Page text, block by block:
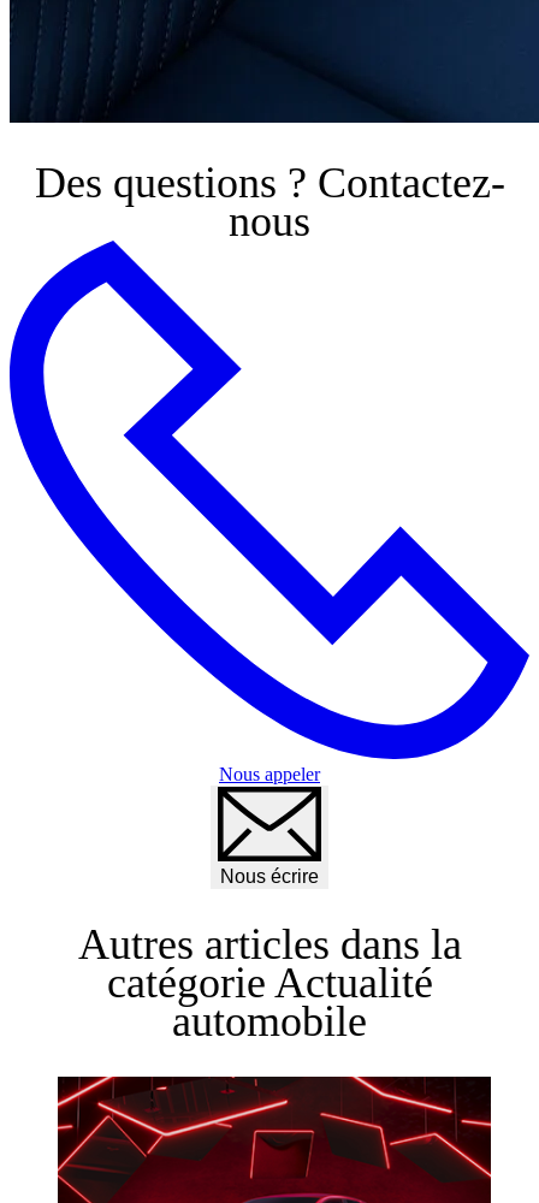
Des questions ? Contactez-
nous
Nous appeler
Nous écrire
Autres articles dans la
catégorie Actualité
automobile